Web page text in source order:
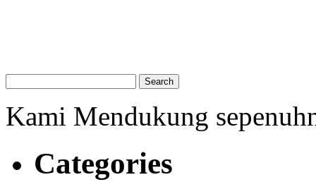
Kami Mendukung
Categories